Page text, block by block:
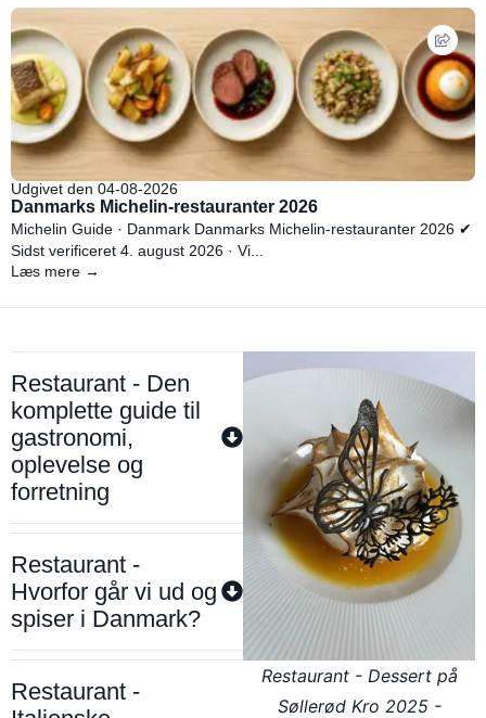
Udgivet den 04-08-2026
Danmarks Michelin-restauranter 2026
Michelin Guide · Danmark Danmarks Michelin-restauranter 2026 ✔
Sidst verificeret 4. august 2026 · Vi...
Læs mere →
Restaurant - Den
komplette guide til
gastronomi,
oplevelse og
forretning
Restaurant -
Hvorfor går vi ud og
spiser i Danmark?
Restaurant -
Restaurant - Dessert på
Søllerød Kro 2025 -